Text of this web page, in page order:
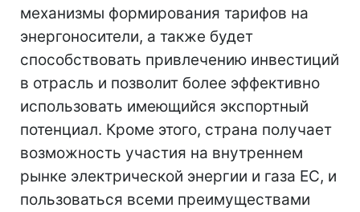
механизмы формирования тарифов на
энергоносители, а также будет
способствовать привлечению инвестиций
в отрасль и позволит более эффективно
использовать имеющийся экспортный
потенциал. Кроме этого, страна получает
возможность участия на внутреннем
рынке электрической энергии и газа ЕС, и
пользоваться всеми преимуществами